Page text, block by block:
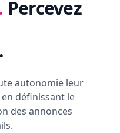
Percevez
autonomie leur
définissant le
des annonces